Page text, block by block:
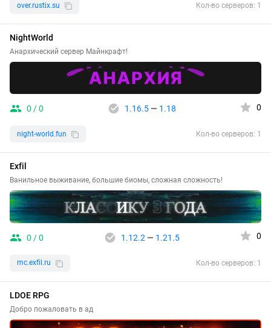
over.rustix.su Кол-во серверов: 1
NightWorld
Анархический сервер Майнкрафт!
0 / 0 1.16.5— 1.18 0
night-world.fun Кол-во серверов: 1
Exfil
Ванильное выживание, большие биомы, сложная сложность!
0 / 0 1.12.2 — 1.21.5 0
mc.exfil.ru Кол-во серверов: 1
LDOE RPG
Добро пожаловать в ад